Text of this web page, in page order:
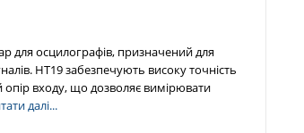
для осцилографів, призначений для
HT19 забезпечують високу точність
входу, що дозволяє вимірювати
далі...